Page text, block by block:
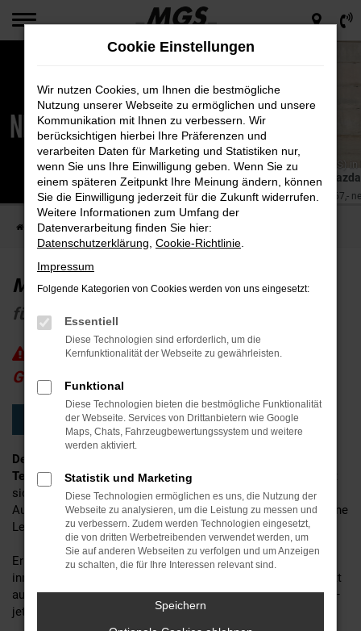
Zum
Hauptinhalt
für nur € 199,-³ (€ 167,-
Energieverbrauch Mazda CX-30 e-SKYACTIVE 103 kW (140 PS)
(kombiniert): 6; CO2-Emissionen in g/km: 135; CO2-Klasse: D.
Startseite Next Deals Mazda CX-30
Mazda CX-30
für nur € 199,-³ (€ 167,- netto) mtl.
nur für kurze Zeit - für Privat- und
Gewerbekunden!
Jetzt 189€³ Angebot ansehen >
Der Mazda CX-30 vereint elegantes Design mit modernster
Technologieund bietet ein Fahrerlebnis, das begeistert. Jetzt
sichern Sie sich dieses kompakte SUV mit beeindruckender
Ausstattung für unschlagbare 199 €³ im Monat – und das ohne
Leasingsonderzahlung!
Erleben Sie dynamischen Fahrspaß, hohen Komfort und
innovative Sicherheitsfeatures in einem Fahrzeug, das perfekt
auf Ihre Bedürfnisse abgestimmt ist. Aber nur für kurze Zeit –
jetzt Angebot sichern!
Cookie Einstellungen
Wir nutzen Cookies, um Ihnen die bestmögliche
Nutzung unserer Webseite zu ermöglichen und unsere
Kommunikation mit Ihnen zu verbessern. Wir
berücksichtigen hierbei Ihre Präferenzen und
verarbeiten Daten für Marketing und Statistiken nur,
wenn Sie uns Ihre Einwilligung geben. Wenn Sie zu
einem späteren Zeitpunkt Ihre Meinung ändern, können
Sie die Einwilligung jederzeit für die Zukunft widerrufen.
Weitere Informationen zum Umfang der
Datenverarbeitung finden Sie hier:
Datenschutzerklärung Cookie-Richtlinie
Impressum
Folgende Kategorien von Cookies werden von uns eingesetzt:
Essentiell
Diese Technologien sind erforderlich, um die
Kernfunktionalität der Webseite zu gewährleisten.
Funktional
Diese Technologien bieten die bestmögliche Funktionalität
der Webseite. Services von Drittanbietern wie Google
Maps, Chats, Fahrzeugbewertungssystem und weitere
werden aktiviert.
Statistik und Marketing
Diese Technologien ermöglichen es uns, die Nutzung der
Webseite zu analysieren, um die Leistung zu messen und
zu verbessern. Zudem werden Technologien eingesetzt,
die von dritten Werbetreibenden verwendet werden, um
Sie auf anderen Webseiten zu verfolgen und um Anzeigen
zu schalten, die für Ihre Interessen relevant sind.
Speichern